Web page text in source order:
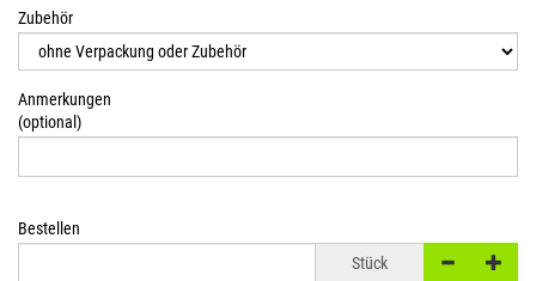
Zubehör
Anmerkungen
(optional)
Bestellen
Stück